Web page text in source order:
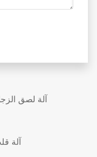
آلة لصق
آلة